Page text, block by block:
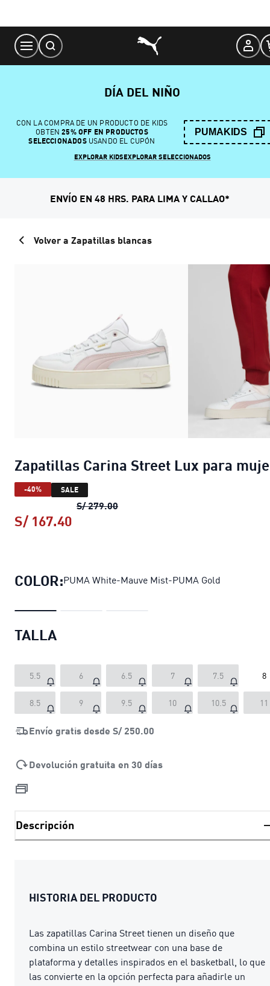
Content
DÍA DEL NIÑO
CON LA COMPRA DE UN PRODUCTO DE KIDS
OBTEN 25% OFF EN PRODUCTOS
SELECCIONADOSUSANDO EL CUPÓN
PUMAKIDS
EXPLORAR KIDSEXPLORAR SELECCIONADOS
ENVÍO EN 48 HRS. PARA LIMA Y CALLAO*
Volver a Zapatillas blancas
Zapatillas Carina Street Lux para
-40% SALE
S/ 279.00Zapatillas Carina Street Lux para
S/ 167.40
COLOR:PUMA White-Mauve Mist-PUMA Gold
TALLA
5.5 6 6.5 7 7.5 8
8.5 9 9.5 10 10.5 11
Envío gratis desde S/ 250.00
Devolución gratuita en 30 días
Descripción
HISTORIA DEL PRODUCTO
Las zapatillas Carina Street tienen un diseño que
combina un estilo streetwear con una base de
plataforma y detalles inspirados en el basketball, lo que
las convierte en la opción perfecta para añadirle un